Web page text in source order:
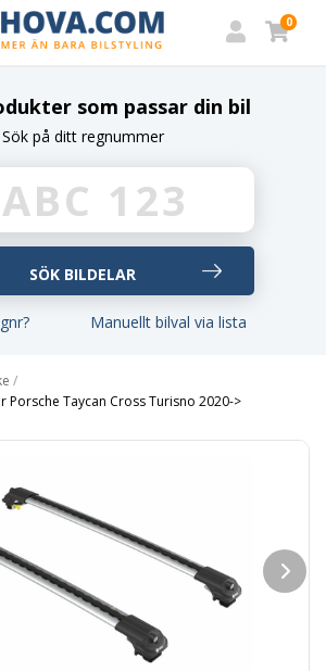
0
som passar din bil
Sök på ditt regnummer
Manuellt bilval via lista
/
Porsche Taycan Cross Turisno 2020->